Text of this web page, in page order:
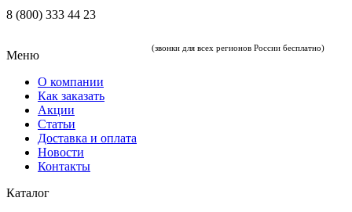
8 (800) 333 44 23
(звонки для всех регионов России бесплатно)
Меню
О компании
Как заказать
Акции
Статьи
Доставка и оплата
Новости
Контакты
Каталог